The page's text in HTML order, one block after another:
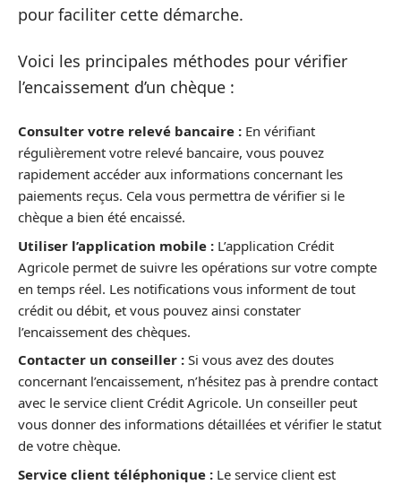
pour faciliter cette démarche.
Voici les principales méthodes pour vérifier
l’encaissement d’un chèque :
Consulter votre relevé bancaire : En vérifiant
régulièrement votre relevé bancaire, vous pouvez
rapidement accéder aux informations concernant les
paiements reçus. Cela vous permettra de vérifier si le
chèque a bien été encaissé.
Utiliser l’application mobile : L’application Crédit
Agricole permet de suivre les opérations sur votre compte
en temps réel. Les notifications vous informent de tout
crédit ou débit, et vous pouvez ainsi constater
l’encaissement des chèques.
Contacter un conseiller : Si vous avez des doutes
concernant l’encaissement, n’hésitez pas à prendre contact
avec le service client Crédit Agricole. Un conseiller peut
vous donner des informations détaillées et vérifier le statut
de votre chèque.
Service client téléphonique : Le service client est